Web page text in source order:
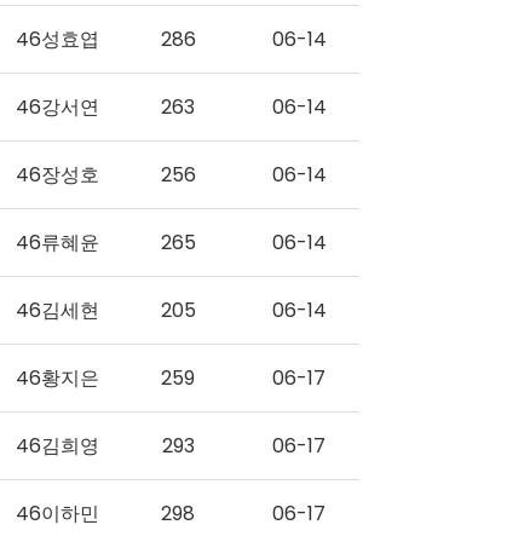
46성효엽 286 06-14
46강서연 263 06-14
46장성호 256 06-14
46류혜윤 265 06-14
46김세현 205 06-14
46황지은 259 06-17
46김희영 293 06-17
46이하민 298 06-17